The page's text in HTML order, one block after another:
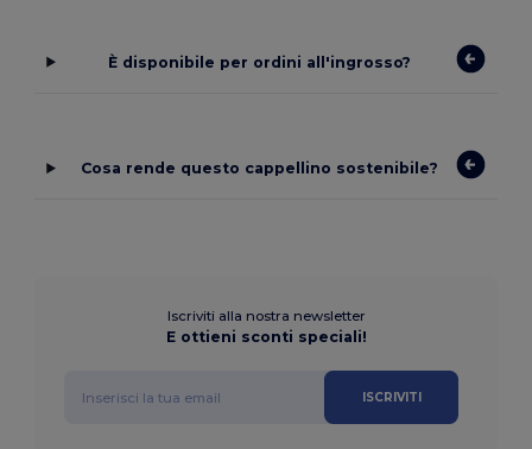
È disponibile per ordini all'ingrosso?
Cosa rende questo cappellino sostenibile?
Iscriviti alla nostra newsletter
E ottieni sconti speciali!
ISCRIVITI